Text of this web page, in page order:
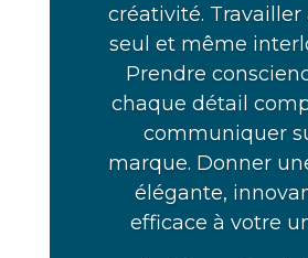
créativité. Travailler
seul et même
Prendre
chaque détail
communiquer
marque. Donner
élégante,
efficace à votre